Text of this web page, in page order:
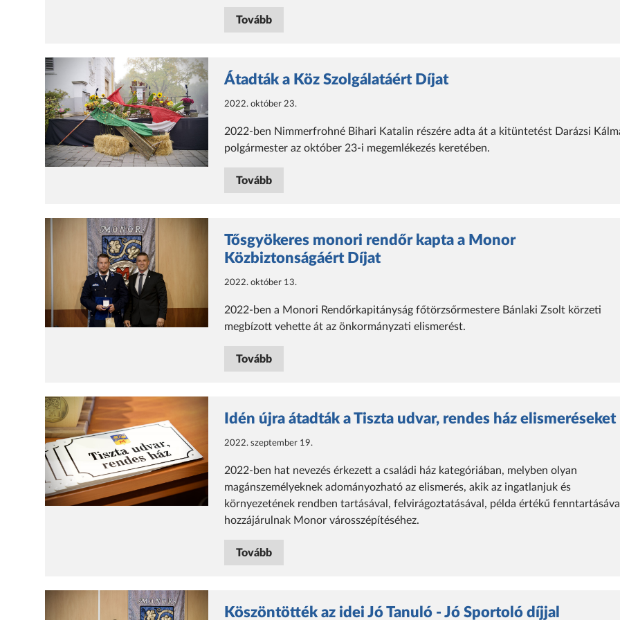
Tovább
Átadták a Köz Szolgálatáért Díjat
2022. október 23.
2022-ben Nimmerfrohné Bihari Katalin részére adta át a kitüntetést Darázsi
polgármester az október 23-i megemlékezés keretében.
Tovább
Tősgyökeres monori rendőr kapta a Monor
Közbiztonságáért Díjat
2022. október 13.
2022-ben a Monori Rendőrkapitányság főtörzsőrmestere Bánlaki Zsolt körzeti
megbízott vehette át az önkormányzati elismerést.
Tovább
Idén újra átadták a Tiszta udvar, rendes ház elismeréseket
2022. szeptember 19.
2022-ben hat nevezés érkezett a családi ház kategóriában, melyben olyan
magánszemélyeknek adományozható az elismerés, akik az ingatlanjuk és
környezetének rendben tartásával, felvirágoztatásával, példa értékű
hozzájárulnak Monor városszépítéséhez.
Tovább
Köszöntötték az idei Jó Tanuló - Jó Sportoló díjjal